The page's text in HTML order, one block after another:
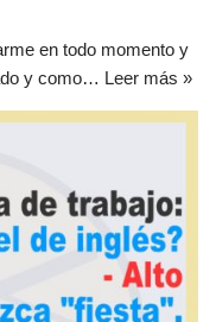
en todo momento y
y como… Leer más »